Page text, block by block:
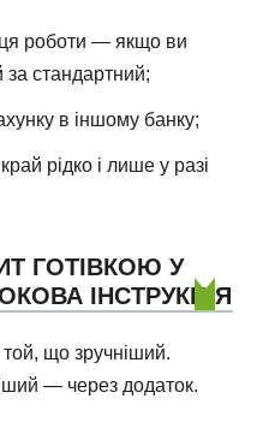
роботи — якщо ви
за стандартний;
в іншому банку;
рідко і лише у разі
ГОТІВКОЮ У
ІНСТРУКЦІЯ
той, що зручніший.
— через додаток.